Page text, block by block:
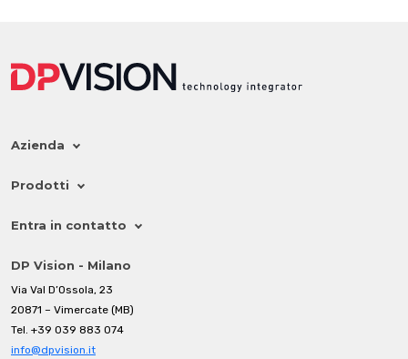
Azienda
Prodotti
Entra in contatto
DP Vision - Milano
Via Val D’Ossola, 23
20871 – Vimercate (MB)
Tel. +39 039 883 074
info@dpvision.it